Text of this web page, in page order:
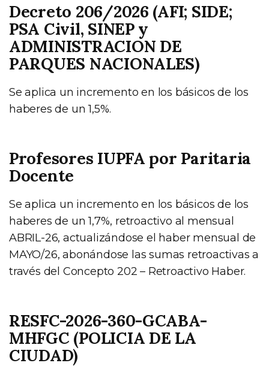
Decreto 206/2026 (AFI; SIDE;
PSA Civil, SINEP y
ADMINISTRACION DE
PARQUES NACIONALES)
Se aplica un incremento en los básicos de los
haberes de un 1,5%.
Profesores IUPFA por Paritaria
Docente
Se aplica un incremento en los básicos de los
haberes de un 1,7%, retroactivo al mensual
ABRIL-26, actualizándose el haber mensual de
MAYO/26, abonándose las sumas retroactivas a
través del Concepto 202 – Retroactivo Haber.
RESFC-2026-360-GCABA-
MHFGC (POLICIA DE LA
CIUDAD)